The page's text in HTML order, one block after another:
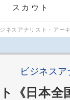
スカウト
ネスアナリスト・アー
ビジネス
《日本全